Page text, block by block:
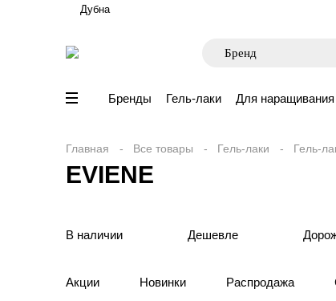
Дубна
Бренды Гель-лаки Для наращивания
Главная Все товары Гель-лаки Гель-
EVIENE
В наличии Дешевле
Акции Новинки Распродажа